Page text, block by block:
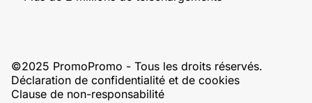
©2025 PromoPromo - Tous les droits réservés.
Déclaration de confidentialité et de cookies
Clause de non-responsabilité